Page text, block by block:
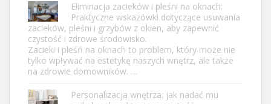
Eliminacja zacieków i pleśni na oknach:
Praktyczne wskazówki dotyczące usuwania
zacieków, pleśni i grzybów z okien, aby zapewnić
czystość i zdrowe środowisko.
Zacieki i pleśń na oknach to problem, który może nie
tylko wpływać na estetykę naszych wnętrz, ale także
na zdrowie domowników. …
Personalizacja wnętrza: jak nadać mu